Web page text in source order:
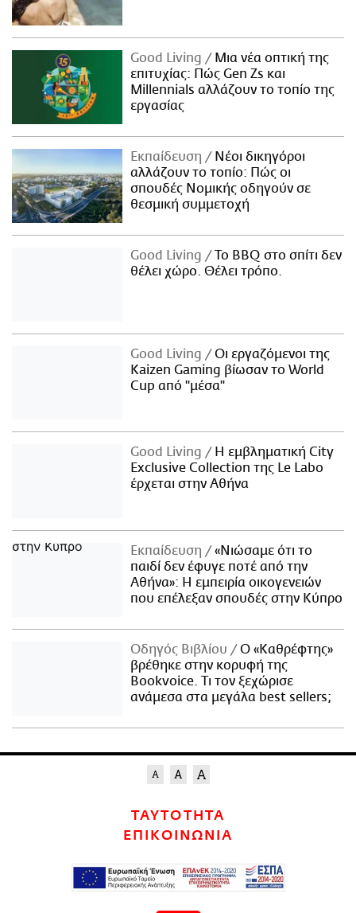
Good Living
Μια νέα οπτική της
επιτυχίας: Πώς Gen Zs και
Millennials αλλάζουν το τοπίο της
εργασίας
Εκπαίδευση
Νέοι δικηγόροι
αλλάζουν το τοπίο: Πώς οι
σπουδές Νομικής οδηγούν σε
θεσμική συμμετοχή
Good Living
Το BBQ στο σπίτι δεν
θέλει χώρο. Θέλει τρόπο.
Good Living
Οι εργαζόμενοι της
Kaizen Gaming βίωσαν το World
Cup από "μέσα"
Good Living
Η εμβληματική City
Exclusive Collection της Le Labo
έρχεται στην Αθήνα
Εκπαίδευση
«Νιώσαμε ότι το
παιδί δεν έφυγε ποτέ από την
Αθήνα»: Η εμπειρία οικογενειών
που επέλεξαν σπουδές στην Κύπρο
Οδηγός Βιβλίου
Ο «Καθρέφτης»
βρέθηκε στην κορυφή της
Bookvoice. Τι τον ξεχώρισε
ανάμεσα στα μεγάλα best sellers;
ΤΑΥΤΟΤΗΤΑ
ΕΠΙΚΟΙΝΩΝΙΑ